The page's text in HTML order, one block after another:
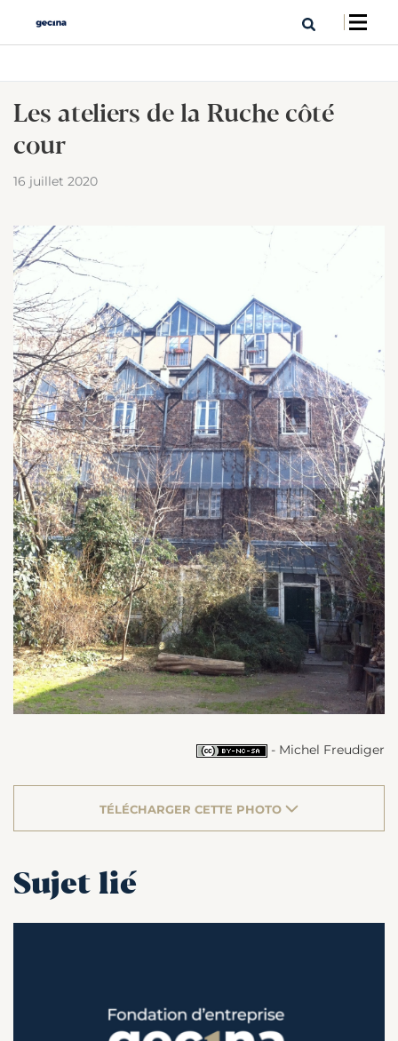
Les ateliers de la Ruche côté
cour
16 juillet 2020
- Michel Freudiger
TÉLÉCHARGER CETTE PHOTO
Sujet lié